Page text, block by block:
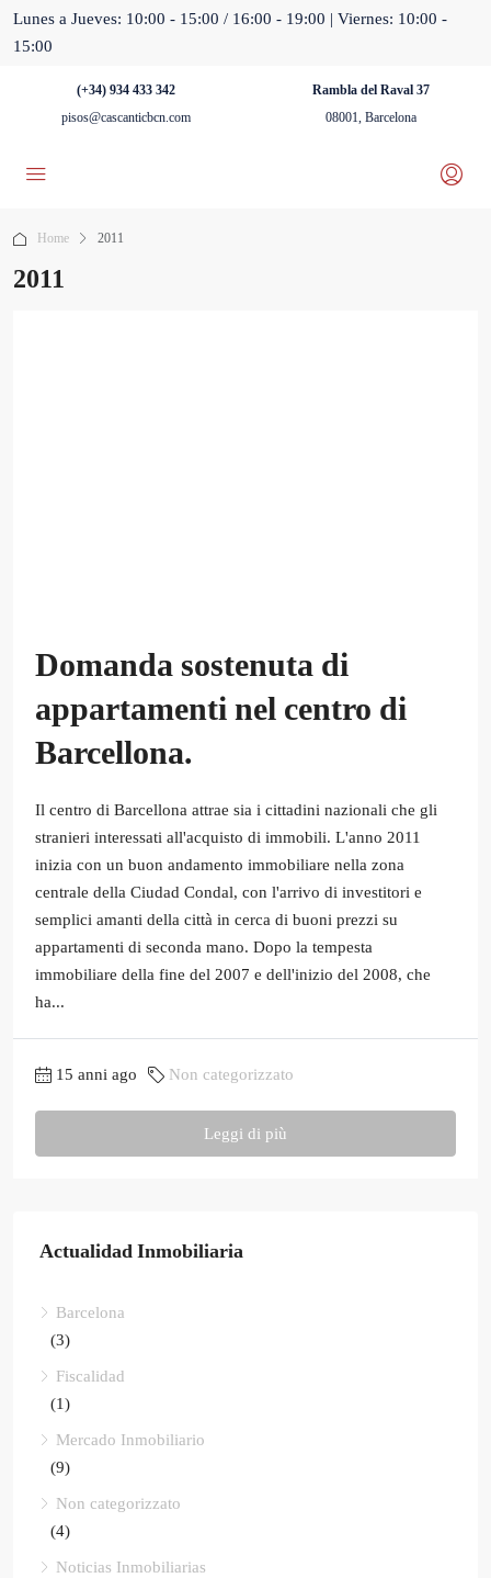
Lunes a Jueves: 10:00 - 15:00 / 16:00 - 19:00 | Viernes: 10:00 -
15:00
(+34) 934 433 342
pisos@cascanticbcn.com
Rambla del Raval 37
08001, Barcelona
Home 2011
2011
Domanda sostenuta di
appartamenti nel centro di
Barcellona.
Il centro di Barcellona attrae sia i cittadini nazionali che gli
stranieri interessati all'acquisto di immobili. L'anno 2011
inizia con un buon andamento immobiliare nella zona
centrale della Ciudad Condal, con l'arrivo di investitori e
semplici amanti della città in cerca di buoni prezzi su
appartamenti di seconda mano. Dopo la tempesta
immobiliare della fine del 2007 e dell'inizio del 2008, che
ha...
15 anni ago Non categorizzato
Leggi di più
Actualidad Inmobiliaria
Barcelona
(3)
Fiscalidad
(1)
Mercado Inmobiliario
(9)
Non categorizzato
(4)
Noticias Inmobiliarias